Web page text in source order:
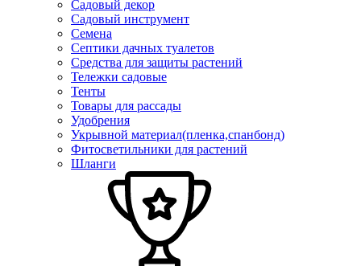
Садовый декор
Садовый инструмент
Семена
Септики дачных туалетов
Средства для защиты растений
Тележки садовые
Тенты
Товары для рассады
Удобрения
Укрывной материал(пленка,спанбонд)
Фитосветильники для растений
Шланги